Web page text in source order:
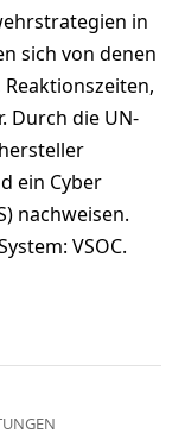
in
sich von denen
Durch die UN-
ein Cyber
nachweisen.
VSOC.